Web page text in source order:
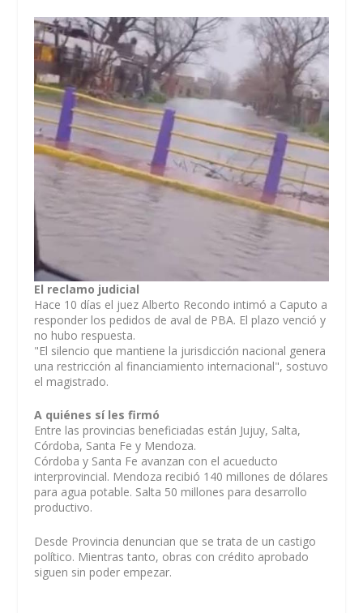
El reclamo judicial
Hace 10 días el juez Alberto Recondo intimó a Caputo a
responder los pedidos de aval de PBA. El plazo venció y
no hubo respuesta.
"El silencio que mantiene la jurisdicción nacional genera
una restricción al financiamiento internacional", sostuvo
el magistrado.
A quiénes sí les firmó
Entre las provincias beneficiadas están Jujuy, Salta,
Córdoba, Santa Fe y Mendoza.
Córdoba y Santa Fe avanzan con el acueducto
interprovincial. Mendoza recibió 140 millones de dólares
para agua potable. Salta 50 millones para desarrollo
productivo.
Desde Provincia denuncian que se trata de un castigo
político. Mientras tanto, obras con crédito aprobado
siguen sin poder empezar.